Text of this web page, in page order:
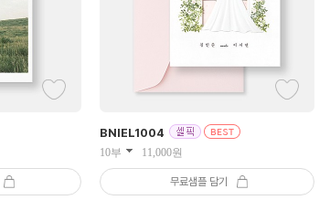
BNIEL1004
10부 11,000원
무료샘플 담기